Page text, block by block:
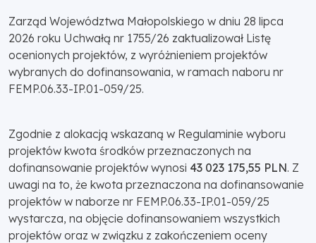
Zarząd Województwa Małopolskiego w dniu 28 lipca
2026 roku Uchwałą nr 1755/26 zaktualizował Listę
ocenionych projektów, z wyróżnieniem projektów
wybranych do dofinansowania, w ramach naboru nr
FEMP.06.33-IP.01-059/25.
Zgodnie z alokacją wskazaną w Regulaminie wyboru
projektów kwota środków przeznaczonych na
dofinansowanie projektów wynosi 43 023 175,55 PLN. Z
uwagi na to, że kwota przeznaczona na dofinansowanie
projektów w naborze nr FEMP.06.33-IP.01-059/25
wystarcza, na objęcie dofinansowaniem wszystkich
projektów oraz w związku z zakończeniem oceny